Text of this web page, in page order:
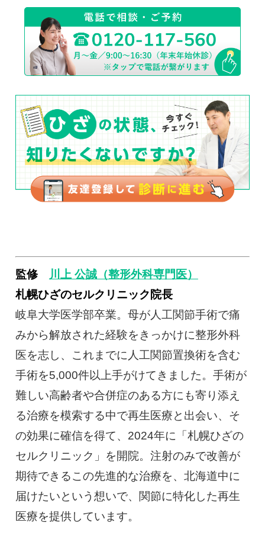
監修 川上 公誠（整形外科専門医）
札幌ひざのセルクリニック院長
岐阜大学医学部卒業。母が人工関節手術で痛
みから解放された経験をきっかけに整形外科
医を志し、これまでに人工関節置換術を含む
手術を5,000件以上手がけてきました。手術が
難しい高齢者や合併症のある方にも寄り添え
る治療を模索する中で再生医療と出会い、そ
の効果に確信を得て、2024年に「札幌ひざの
セルクリニック」を開院。注射のみで改善が
期待できるこの先進的な治療を、北海道中に
届けたいという想いで、関節に特化した再生
医療を提供しています。